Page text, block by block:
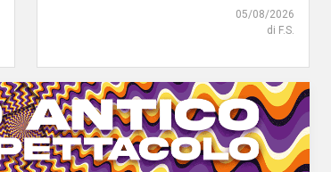
05/08/2026
di F.S.